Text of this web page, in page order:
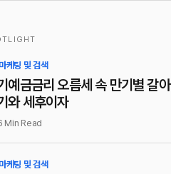
마케팅 및 검색
예금금리 오름세 속 만기별 갈아
와 세후이자
Min Read
마케팅 및 검색